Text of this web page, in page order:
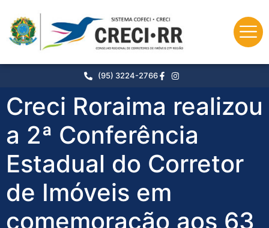
conteúdo
(95) 3224-2766
Creci Roraima realizou
a 2ª Conferência
Estadual do Corretor
de Imóveis em
comemoração aos 63